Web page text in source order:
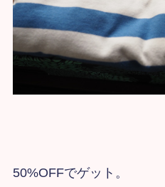
50%OFFでゲット。